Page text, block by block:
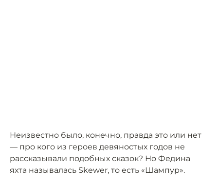
Неизвестно было, конечно, правда это или нет
— про кого из героев девяностых годов не
рассказывали подобных сказок? Но Федина
яхта называлась Skewer, то есть «Шампур».